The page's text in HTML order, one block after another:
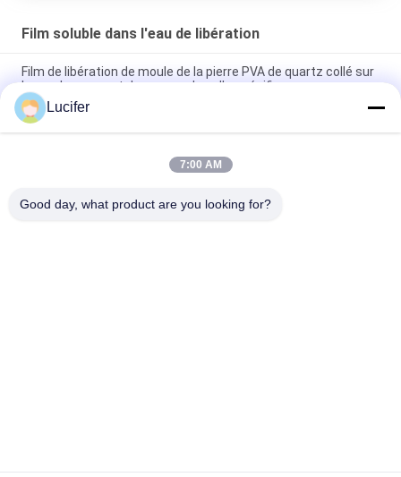
Film soluble dans l'eau de libération
Film de libération de moule de la pierre PVA de quartz collé sur
le moule en caoutchouc avec la colle spécifique
1850 mmx1000mx38 microns Film de libération PVA pour les
dalles de pierre de quartz
Film de libération PVA soluble dans l'eau à haute température
Lucifer
7:00 AM
Good day, what product are you looking for?